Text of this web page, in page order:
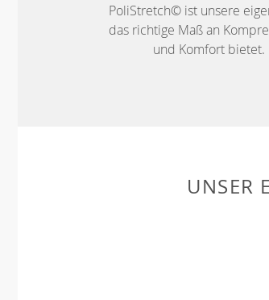
PoliStretch© ist unsere
das richtige Maß an
und Komfort
UNSER